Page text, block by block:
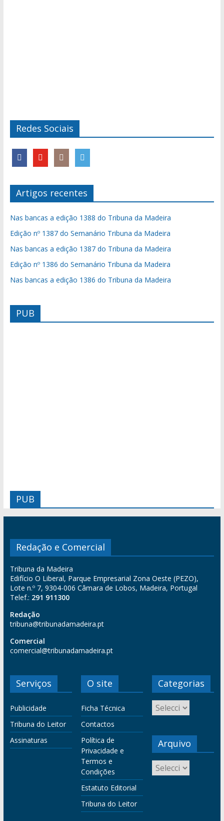
Redes Sociais
Artigos recentes
Nas bancas a edição 1388 do Tribuna da Madeira
Edição nº 1387 do Semanário Tribuna da Madeira
Nas bancas a edição 1387 do Tribuna da Madeira
Edição nº 1386 do Semanário Tribuna da Madeira
Nas bancas a edição 1386 do Tribuna da Madeira
PUB
PUB
Redação e Comercial
Tribuna da Madeira
Edifício O Liberal, Parque Empresarial Zona Oeste (PEZO),
Lote n.º 7, 9304-006 Câmara de Lobos, Madeira, Portugal
Telef.: 291 911300
Redação
tribuna@tribunadamadeira.pt
Comercial
comercial@tribunadamadeira.pt
Serviços
Publicidade
Tribuna do Leitor
Assinaturas
O site
Ficha Técnica
Contactos
Política de
Privacidade e
Termos e
Condições
Estatuto Editorial
Tribuna do Leitor
Categorias
Arquivo